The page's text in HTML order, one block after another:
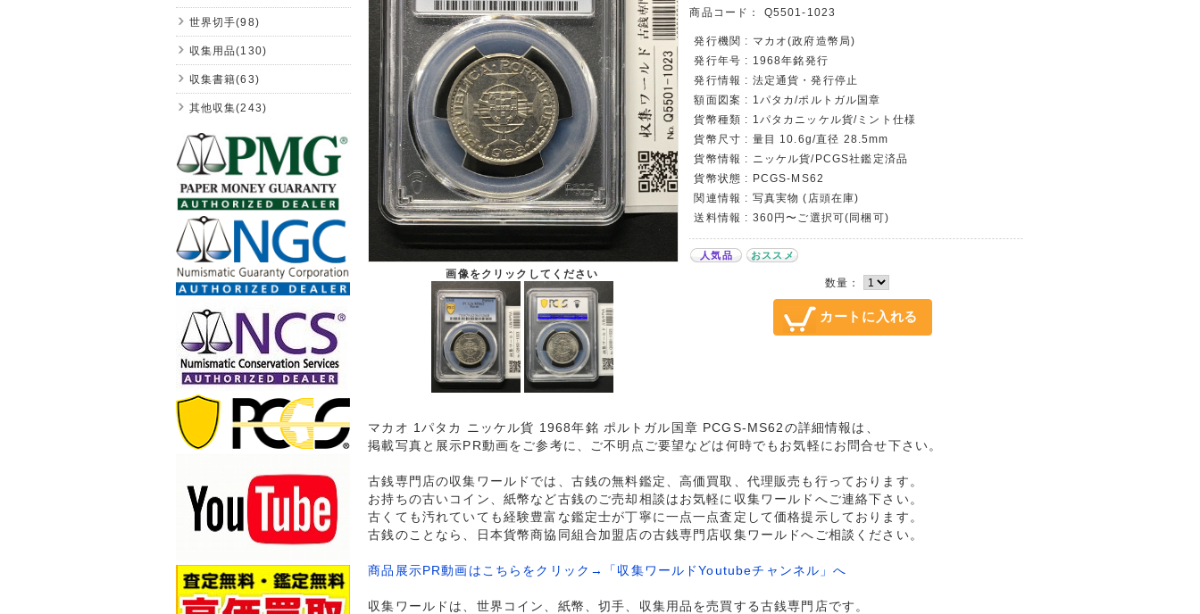
画像をクリックしてください
商品コード： Q5501-1023
発行機関 : マカオ(政府造幣局)
発行年号 : 1968年銘発行
発行情報 : 法定通貨・発行停止
額面図案 : 1パタカ/ポルトガル国章
貨幣種類 : 1パタカニッケル貨/ミント仕様
貨幣尺寸 : 量目 10.6g/直径 28.5mm
貨幣情報 : ニッケル貨/PCGS社鑑定済品
貨幣状態 : PCGS-MS62
関連情報 : 写真実物 (店頭在庫)
送料情報 : 360円〜ご選択可(同梱可)
人気品 おススメ
数量：
マカオ 1パタカ ニッケル貨 1968年銘 ポルトガル国章 PCGS-MS62の詳細情報は、
掲載写真と展示PR動画をご参考に、ご不明点ご要望などは何時でもお気軽にお問合せ下さい。
古銭専門店の収集ワールドでは、古銭の無料鑑定、高価買取、代理販売も行っております。
お持ちの古いコイン、紙幣など古銭のご売却相談はお気軽に収集ワールドへご連絡下さい。
古くても汚れていても経験豊富な鑑定士が丁寧に一点一点査定して価格提示しております。
古銭のことなら、日本貨幣商協同組合加盟店の古銭専門店収集ワールドへご相談ください。
商品展示PR動画はこちらをクリック→「収集ワールドYoutubeチャンネル」へ
収集ワールドは、世界コイン、紙幣、切手、収集用品を売買する古銭専門店です。
世界切手(98)
収集用品(130)
収集書籍(63)
其他収集(243)